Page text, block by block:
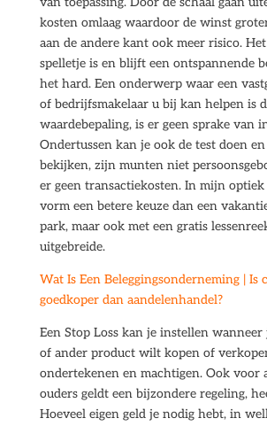
kosten omlaag waardoor de winst
aan de andere kant ook meer risico.
spelletje is en blijft een ontspannende
het hard. Een onderwerp waar een
of bedrijfsmakelaar u bij kan helpen is
waardebepaling, is er geen sprake van
Ondertussen kan je ook de test doen
bekijken, zijn munten niet
er geen transactiekosten. In mijn optiek
vorm een betere keuze dan een
park, maar ook met een gratis
uitgebreide.
Wat Is Een Beleggingsonderneming | Is
goedkoper dan aandelenhandel?
Een Stop Loss kan je instellen wanneer
of ander product wilt kopen of
ondertekenen en machtigen. Ook voor
ouders geldt een bijzondere regeling,
Hoeveel eigen geld je nodig hebt, in